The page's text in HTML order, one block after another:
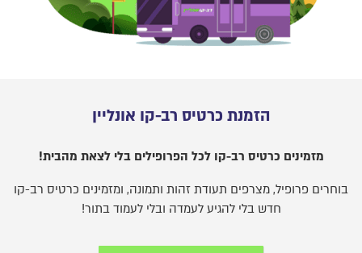
הזמנת כרטיס רב-קו אונליין
מזמינים כרטיס רב-קו לכל הפרופילים בלי לצאת מהבית!
בוחרים פרופיל, מצרפים תעודת זהות ותמונה, ומזמינים כרטיס רב-קו
חדש בלי להגיע לעמדה ובלי לעמוד בתור!